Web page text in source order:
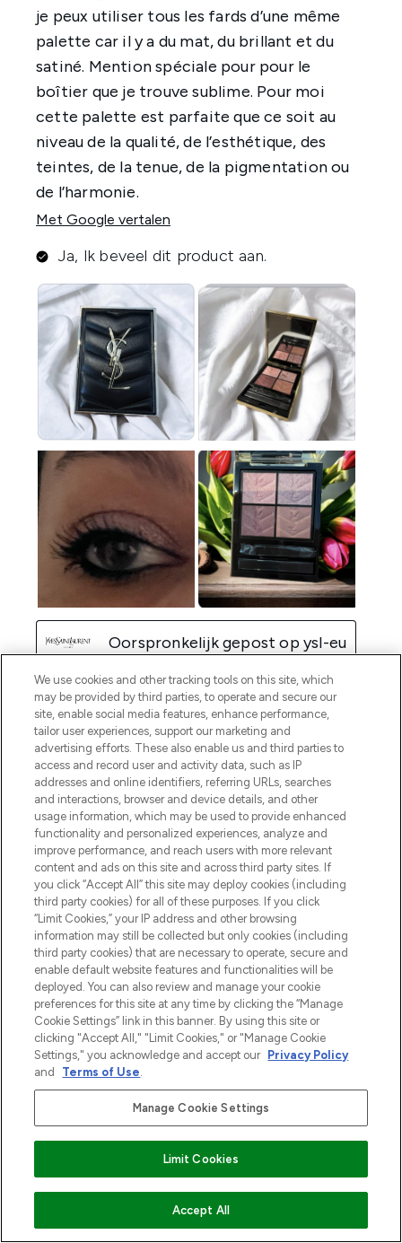
VOEG TOE AAN WINKELMANDJE
We use cookies and other tracking tools on this site, which
may be provided by third parties, to operate and secure our
site, enable social media features, enhance performance,
tailor user experiences, support our marketing and
advertising efforts. These also enable us and third parties to
access and record user and activity data, such as IP
addresses and online identifiers, referring URLs, searches
and interactions, browser and device details, and other
usage information, which may be used to provide enhanced
functionality and personalized experiences, analyze and
improve performance, and reach users with more relevant
content and ads on this site and across third party sites. If
you click “Accept All” this site may deploy cookies (including
third party cookies) for all of these purposes. If you click
“Limit Cookies,” your IP address and other browsing
information may still be collected but only cookies (including
third party cookies) that are necessary to operate, secure and
enable default website features and functionalities will be
deployed. You can also review and manage your cookie
preferences for this site at any time by clicking the “Manage
Cookie Settings” link in this banner. By using this site or
clicking "Accept All," "Limit Cookies," or "Manage Cookie
Settings," you acknowledge and accept our Privacy Policy
and
Terms of Use.
Manage Cookie Settings
Limit Cookies
Accept All